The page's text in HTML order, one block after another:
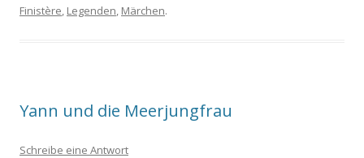
Finistère, Legenden, Märchen.
Yann und die Meerjungfrau
Schreibe eine Antwort